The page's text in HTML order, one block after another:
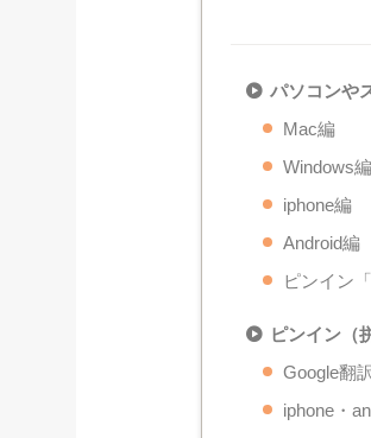
パソコンや
Mac編
Windows編
iphone編
Android編
ピンイン
ピンイン（
Google翻
iphone・